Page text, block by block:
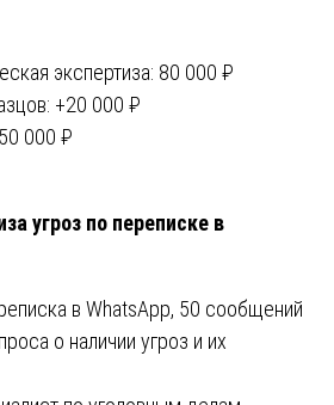
экспертиза: 80 000 ₽
+20 000 ₽
000 ₽
угроз по переписке в
в WhatsApp, 50 сообщений
о наличии угроз и их